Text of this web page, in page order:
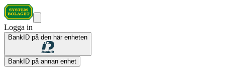
Logga in
BankID på den här enheten
BankID på annan enhet